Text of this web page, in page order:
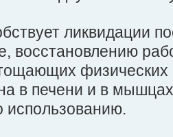
ликвидации
восстановлению
физических
в печени и в
использованию.